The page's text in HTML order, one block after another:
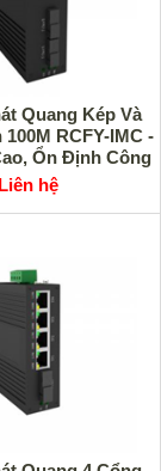
Quang Kép Và
RCFY-IMC -
Ổn Định Công
Nghiệp
Liên hệ